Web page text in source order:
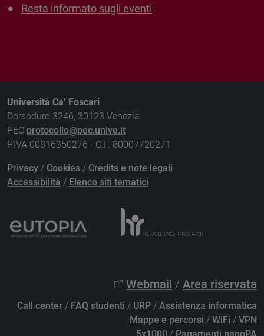
Resta informato sugli eventi
Università Ca’ Foscari
Dorsoduro 3246, 30123 Venezia
PEC protocollo@pec.unive.it
P.IVA 00816350276 - C.F. 80007720271
Privacy / Cookies / Credits e note legali
Accessibilità / Elenco siti tematici
Webmail / Area riservata
Call center / FAQ studenti / URP / Assistenza informatica
Mappe e percorsi / WiFi / VPN
5x1000 / Pagamenti pagoPA